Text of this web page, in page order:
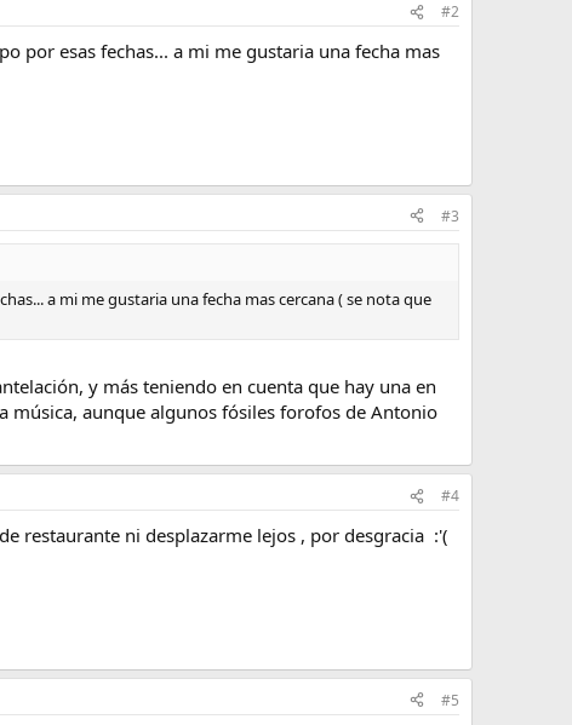
#2
por esas fechas... a mi me gustaria una fecha mas
#3
a mi me gustaria una fecha mas cercana ( se nota que
y más teniendo en cuenta que hay una en
música, aunque algunos fósiles forofos de Antonio
#4
restaurante ni desplazarme lejos , por desgracia :'(
#5